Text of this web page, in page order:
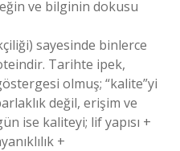
ve bilginin dokusu
sayesinde binlerce
Tarihte ipek,
olmuş; “kalite”yi
değil, erişim ve
ise kaliteyi; lif yapısı +
+